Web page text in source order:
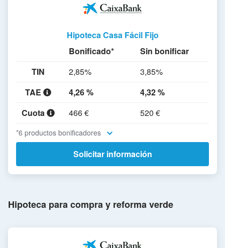
Hipoteca Casa Fácil Fijo
Bonificado*
Sin bonificar
TIN
2,85%
3,85%
TAE
4,26 %
4,32 %
Cuota
466 € 520 €
*6 productos bonificadores
Solicitar información
Hipoteca para compra y reforma verde